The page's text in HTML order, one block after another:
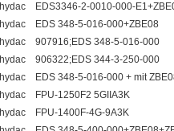
hydac EDS3346-2-0010-000-
hydac EDS 348-5-016-000+ZBE08
hydac 907916;EDS 348-5-016-000
hydac 906322;EDS 344-3-250-000
hydac EDS 348-5-016-000 + mit
hydac FPU-1250F2 5GIIA3K
hydac FPU-1400F-4G-9A3K